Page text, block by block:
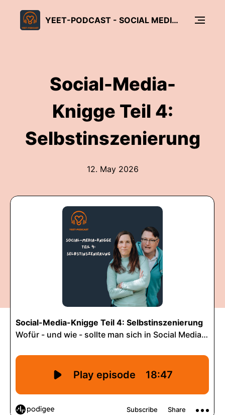
YEET-PODCAST - SOCIAL MEDIA FÜR GLAUBE UND KIRCHE
Social-Media-
Knigge Teil 4:
Selbstinszenierung
12. May 2026